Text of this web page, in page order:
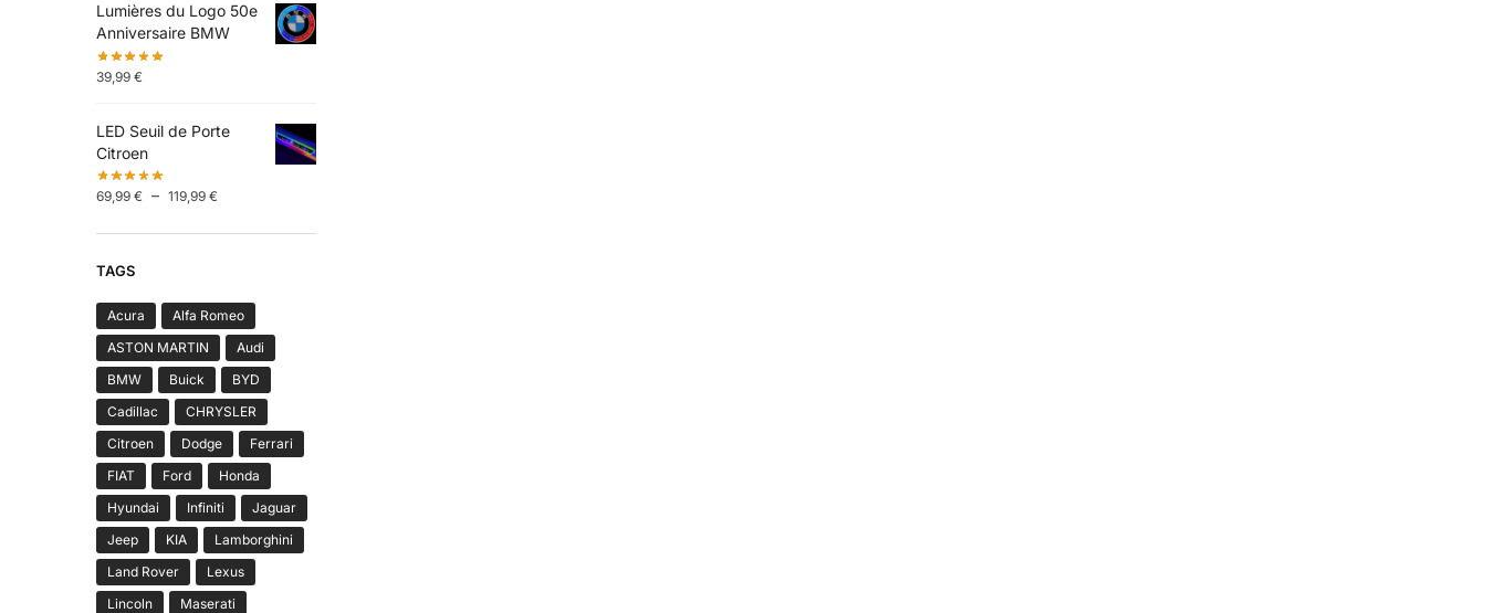
Lumières du Logo 50e
Anniversaire BMW
39,99 €
LED Seuil de Porte
Citroen
69,99 € – 119,99 €
TAGS
Acura
Alfa Romeo
ASTON MARTIN
Audi
BMW
Buick
BYD
Cadillac
CHRYSLER
Citroen
Dodge
Ferrari
FIAT
Ford
Honda
Hyundai
Infiniti
Jaguar
Jeep
KIA
Lamborghini
Land Rover
Lexus
Lincoln
Maserati